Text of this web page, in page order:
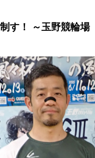
す！ ～玉野競輪場